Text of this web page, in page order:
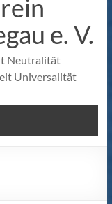
e. V.
Neutralität
Universalität